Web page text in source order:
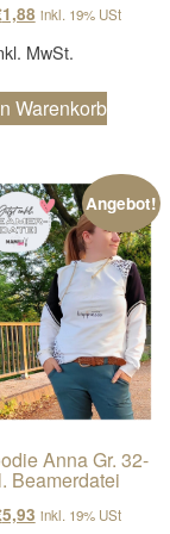
Preis
1,88Aktueller Preis
inkl. 19% USt
MwSt.
Warenkorb
Angebot!
Anna Gr. 32-
Beamerdatei
Preis
5,93Aktueller Preis
inkl. 19% USt